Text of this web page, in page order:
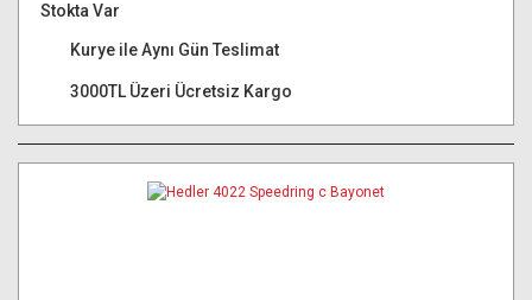
Stokta Var
Kurye ile Aynı Gün Teslimat
3000TL Üzeri Ücretsiz Kargo